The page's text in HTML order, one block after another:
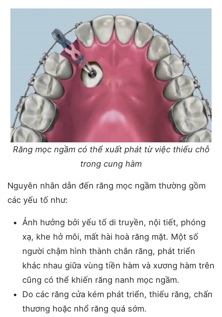
Răng mọc ngầm có thể xuất phát từ việc thiếu chỗ
trong cung hàm
Nguyên nhân dẫn đến răng mọc ngầm thường gồm
các yếu tố như:
Ảnh hưởng bởi yếu tố di truyền, nội tiết, phóng
xạ, khe hở môi, mất hài hoà răng mặt. Một số
người chậm hình thành chân răng, phát triển
khác nhau giữa vùng tiền hàm và xương hàm trên
cũng có thể khiến răng nanh mọc ngầm.
Do các răng cửa kém phát triển, thiếu răng, chấn
thương hoặc nhổ răng quá sớm.